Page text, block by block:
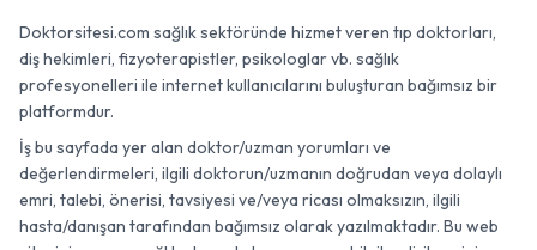
Doktorsitesi.com sağlık sektöründe hizmet veren tıp doktorları,
diş hekimleri, fizyoterapistler, psikologlar vb. sağlık
profesyonelleri ile internet kullanıcılarını buluşturan bağımsız bir
platformdur.
İş bu sayfada yer alan doktor/uzman yorumları ve
değerlendirmeleri, ilgili doktorun/uzmanın doğrudan veya dolaylı
emri, talebi, önerisi, tavsiyesi ve/veya ricası olmaksızın, ilgili
hasta/danışan tarafından bağımsız olarak yazılmaktadır. Bu web